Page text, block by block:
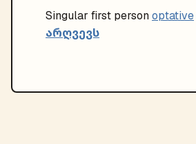
Singular first personoptative
არღვევს